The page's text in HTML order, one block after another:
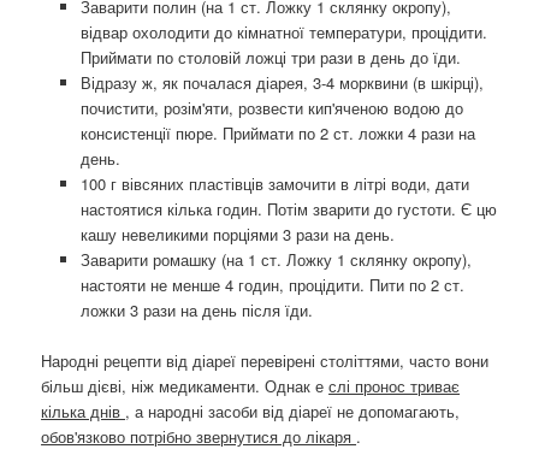
Заварити полин (на 1 ст. Ложку 1 склянку окропу),
відвар охолодити до кімнатної температури, процідити.
Приймати по столовій ложці три рази в день до їди.
Відразу ж, як почалася діарея, 3-4 морквини (в шкірці),
почистити, розім'яти, розвести кип'яченою водою до
консистенції пюре. Приймати по 2 ст. ложки 4 рази на
день.
100 г вівсяних пластівців замочити в літрі води, дати
настоятися кілька годин. Потім зварити до густоти. Є цю
кашу невеликими порціями 3 рази на день.
Заварити ромашку (на 1 ст. Ложку 1 склянку окропу),
настояти не менше 4 годин, процідити. Пити по 2 ст.
ложки 3 рази на день після їди.
Народні рецепти від діареї перевірені століттями, часто вони
більш дієві, ніж медикаменти. Однак еслі пронос триває
кілька днів , а народні засоби від діареї не допомагають,
обов'язково потрібно звернутися до лікаря .